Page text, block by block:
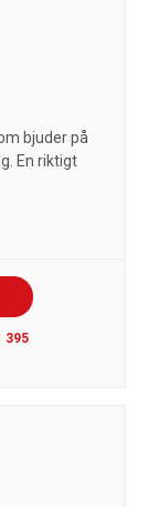
bjuder på
En riktigt
395